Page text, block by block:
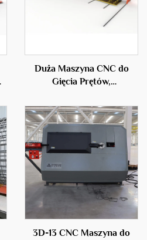
Duża Maszyna CNC do
Gięcia Prętów,
w Branży Budowlanej
3D-13 CNC Maszyna do